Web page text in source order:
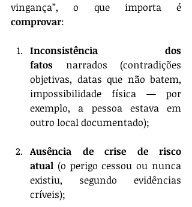
comprovar:
Inconsistência dos
fatos narrados (contradições
objetivas, datas que não batem,
impossibilidade física — por
exemplo, a pessoa estava em
outro local documentado);
Ausência de crise de risco
atual (o perigo cessou ou nunca
existiu, segundo evidências
críveis);